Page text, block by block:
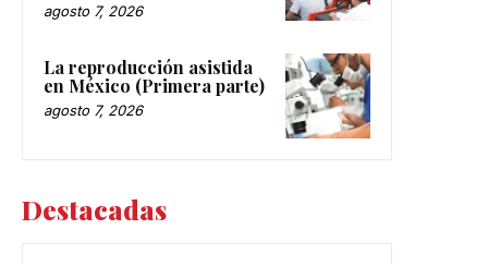
agosto 7, 2026
La reproducción asistida
en México (Primera parte)
agosto 7, 2026
Destacadas